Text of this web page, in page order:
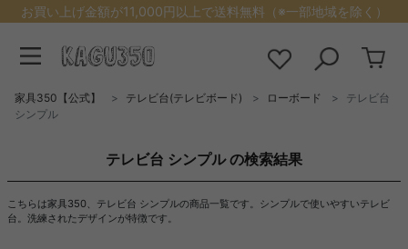
お買い上げ金額が11,000円以上で送料無料（※一部地域を除く）
家具350【公式】 テレビ台(テレビボード) ローボード
テレビ台
シンプル
テレビ台 シンプル の検索結果
こちらは家具350、テレビ台 シンプルの商品一覧です。シンプルで使いやすいテレビ
台。洗練されたデザインが特徴です。